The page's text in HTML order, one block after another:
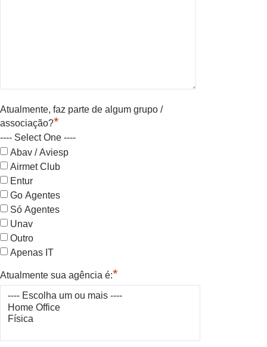
Atualmente, faz parte de algum grupo /
associação?*
---- Select One ----
Abav / Aviesp
Airmet Club
Entur
Go Agentes
Só Agentes
Unav
Outro
Apenas IT
Atualmente sua agência é:*